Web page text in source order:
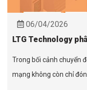
06/04/2026
LTG Technology
Trong bối cảnh chuyển
mạng không còn chỉ đóng